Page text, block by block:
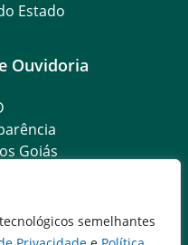
semelhantes
Estado
Ouvidoria
Goiás
ao Cidadão
(Expresso)
(Presencial)